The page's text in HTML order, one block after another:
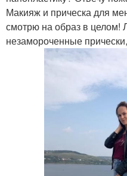
Макияж и прическа для
смотрю на образ в целом!
незамороченные